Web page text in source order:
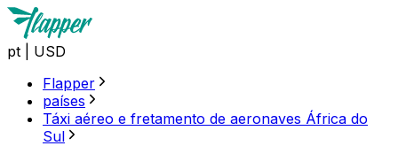
pt
USD
Flapper
países
Táxi aéreo e fretamento de aeronaves África do
Sul